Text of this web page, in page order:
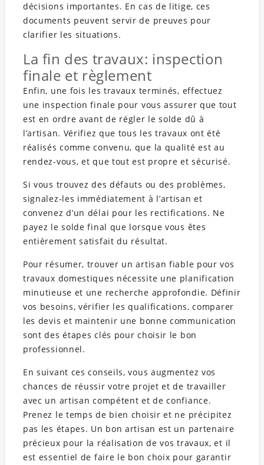
décisions importantes. En cas de litige, ces
documents peuvent servir de preuves pour
clarifier les situations.
La fin des travaux: inspection
finale et règlement
Enfin, une fois les travaux terminés, effectuez
une inspection finale pour vous assurer que tout
est en ordre avant de régler le solde dû à
l’artisan. Vérifiez que tous les travaux ont été
réalisés comme convenu, que la qualité est au
rendez-vous, et que tout est propre et sécurisé.
Si vous trouvez des défauts ou des problèmes,
signalez-les immédiatement à l’artisan et
convenez d’un délai pour les rectifications. Ne
payez le solde final que lorsque vous êtes
entièrement satisfait du résultat.
Pour résumer, trouver un artisan fiable pour vos
travaux domestiques nécessite une planification
minutieuse et une recherche approfondie. Définir
vos besoins, vérifier les qualifications, comparer
les devis et maintenir une bonne communication
sont des étapes clés pour choisir le bon
professionnel.
En suivant ces conseils, vous augmentez vos
chances de réussir votre projet et de travailler
avec un artisan compétent et de confiance.
Prenez le temps de bien choisir et ne précipitez
pas les étapes. Un bon artisan est un partenaire
précieux pour la réalisation de vos travaux, et il
est essentiel de faire le bon choix pour garantir